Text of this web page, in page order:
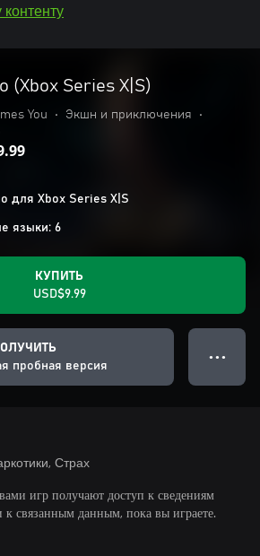
(Xbox Series X|S)
You • Экшн и приключения
•
для Xbox Series X|S
языки: 6
КУПИТЬ
USD$9.99
пробная версия
● ● ●
Страх
игр получают доступ к сведениям
связанным данным, пока вы играете.